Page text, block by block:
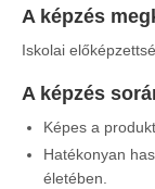
A képzés
Iskolai
A képzés
Képes a
Hatékonyan
életében.